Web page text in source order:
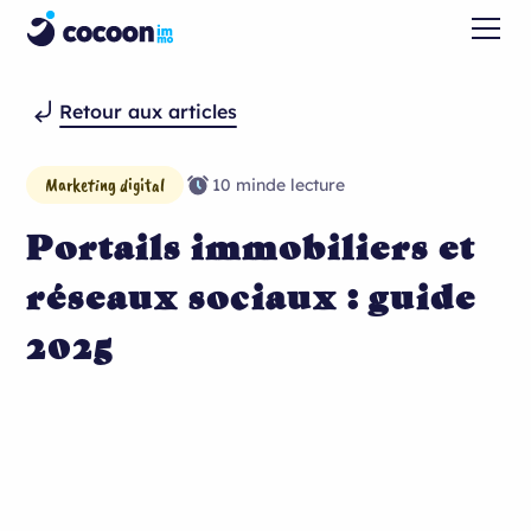
Retour aux articles
Marketing digital 10 minde lecture
Portails immobiliers et
réseaux sociaux : guide
2025